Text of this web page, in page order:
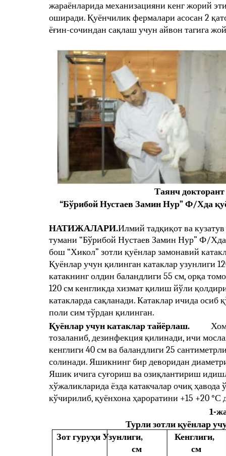
жараёнларида механизацияни кенг жорий
оширади. Қуёнчилик фермалари асосан 2
ёғин-сочиндан сақлаш учун айвон тагига
Таянч
“Бўрибой Нустаев Замин Нур” Ф/Хда
НАТИЖАЛАРИ.Илмий тадқиқот ва
тумани “Бўрибой Нустаев Замин Нур” Ф/
бош “Хикол” зотли қуёнлар замонавий
Қуёнлар учун қилинган катаклар узунлиги
катакнинг олдин баландлиги 55 см, орқа
120 см кенгликда хизмат қилиш йўли
катакларда сақланади. Катаклар ичида
поли сим тўрдан қилинган.
Қуёнлар учун катаклар тайёрлаш.
тозаланиб, дезинфекция қилинади, ичи
кенглиги 40 см ва баландлиги 25
солинади. Яшикнинг бир деворидан
Яшик ичига суғориш ва озиқлантириш
хўжаликларида ёзда катакчалар очиқ
кўчирилиб, қуёнхона ҳароратини +15 +20 °С
1-
Турли зотли қуёнлар
Зот гуруҳи Узунлиги,
см
Кенглиги,
см